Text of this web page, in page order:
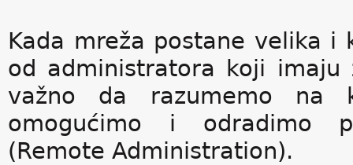
Kada mreža postane velika i
od administratora koji
važno da razumemo na
omogućimo i odradimo
(Remote Administration).